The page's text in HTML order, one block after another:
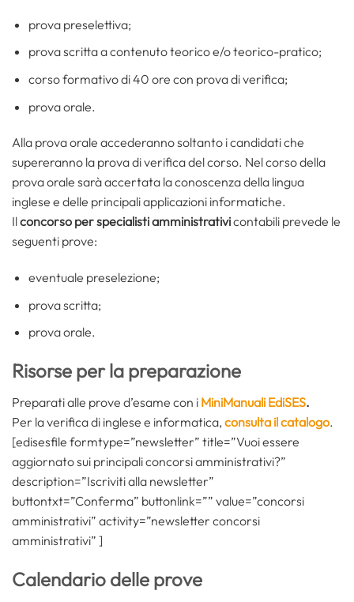
prova preselettiva;
prova scritta a contenuto teorico e/o teorico-pratico;
corso formativo di 40 ore con prova di verifica;
prova orale.
Alla prova orale accederanno soltanto i candidati che
supereranno la prova di verifica del corso. Nel corso della
prova orale sarà accertata la conoscenza della lingua
inglese e delle principali applicazioni informatiche.
Ilconcorso per specialisti amministrativicontabili prevede le
seguenti prove:
eventuale preselezione;
prova scritta;
prova orale.
Risorse per la preparazione
Preparati alle prove d’esame con i MiniManuali EdiSES.
Per la verifica di inglese e informatica,consulta il catalogo.
[edisesfile formtype=”newsletter” title=”Vuoi essere
aggiornato sui principali concorsi amministrativi?”
description=”Iscriviti alla newsletter”
buttontxt=”Conferma” buttonlink=”” value=”concorsi
amministrativi” activity=”newsletter concorsi
amministrativi” ]
Calendario delle prove